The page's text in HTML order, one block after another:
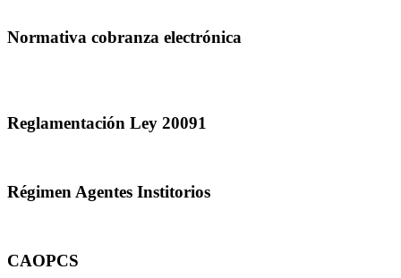
Normativa cobranza electrónica
Reglamentación Ley 20091
Régimen Agentes Institorios
CAOPCS